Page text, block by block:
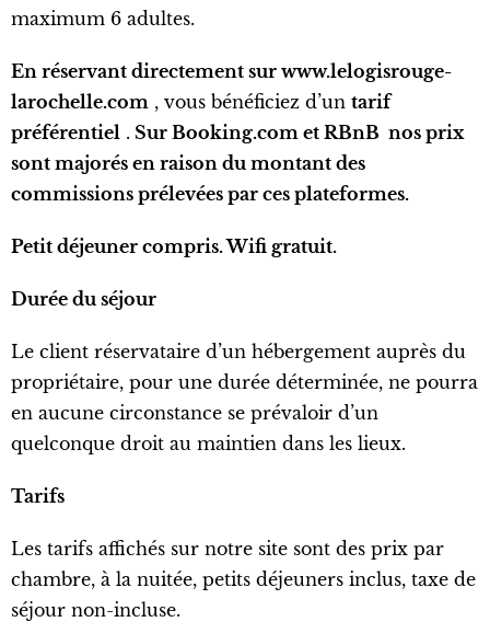
maximum 6 adultes.
En réservant directement sur www.lelogisrouge-
larochelle.com , vous bénéficiez d’un tarif
préférentiel . Sur Booking.com et RBnB nos prix
sont majorés en raison du montant des
commissions prélevées par ces plateformes.
Petit déjeuner compris. Wifi gratuit.
Durée du séjour
Le client réservataire d’un hébergement auprès du
propriétaire, pour une durée déterminée, ne pourra
en aucune circonstance se prévaloir d’un
quelconque droit au maintien dans les lieux.
Tarifs
Les tarifs affichés sur notre site sont des prix par
chambre, à la nuitée, petits déjeuners inclus, taxe de
séjour non-incluse.